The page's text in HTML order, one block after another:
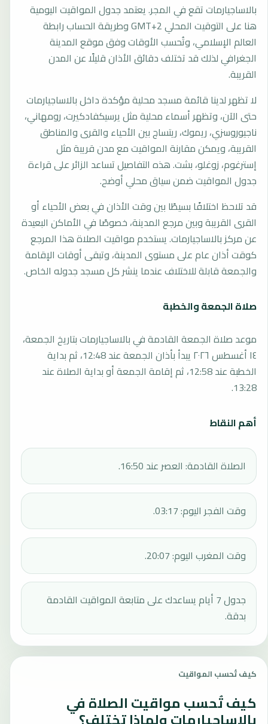
بالاساجيارمات تقع في المجر. يعتمد جدول المواقيت اليومية
هنا على التوقيت المحلي GMT+2 وطريقة الحساب رابطة
العالم الإسلامي، وتُحسب الأوقات وفق موقع المدينة
الجغرافي لذلك قد تختلف دقائق الأذان قليلًا عن المدن
القريبة.
لا تظهر لدينا قائمة مسجد محلية مؤكدة داخل بالاساجيارمات
حتى الآن، وتظهر أسماء محلية مثل يرسيكفادكيرت، رومهاني،
ناجيوروسزي، ريموك، ريتساج بين الأحياء والقرى والمناطق
القريبة، ويمكن مقارنة المواقيت مع مدن قريبة مثل
إسترغوم، زوغلو، بشت. هذه التفاصيل تساعد الزائر على قراءة
جدول المواقيت ضمن سياق محلي أوضح.
قد تلاحظ اختلافًا بسيطًا بين وقت الأذان في بعض الأحياء أو
القرى القريبة وبين مرجع المدينة، خصوصًا في الأماكن البعيدة
عن مركز بالاساجيارمات. يستخدم مواقيت الصلاة هذا المرجع
كوقت أذان عام على مستوى المدينة، وتبقى أوقات الإقامة
والجمعة قابلة للاختلاف عندما ينشر كل مسجد جدوله الخاص.
صلاة الجمعة والخطبة
موعد صلاة الجمعة القادمة في بالاساجيارمات بتاريخ الجمعة،
١٤ أغسطس ٢٠٢٦ يبدأ بأذان الجمعة عند 12:48، ثم بداية
الخطبة عند 12:58، ثم إقامة الجمعة أو بداية الصلاة عند
13:28.
أهم النقاط
الصلاة القادمة: العصر عند 16:50.
وقت الفجر اليوم: 03:17.
وقت المغرب اليوم: 20:07.
جدول 7 أيام يساعدك على متابعة المواقيت القادمة
بدقة.
كيف تُحسب المواقيت
كيف تُحسب مواقيت الصلاة في